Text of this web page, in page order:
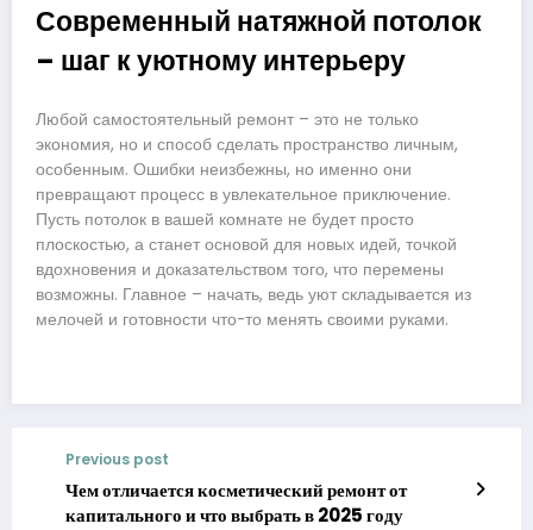
Современный натяжной потолок
– шаг к уютному интерьеру
Любой самостоятельный ремонт – это не только
экономия, но и способ сделать пространство личным,
особенным. Ошибки неизбежны, но именно они
превращают процесс в увлекательное приключение.
Пусть потолок в вашей комнате не будет просто
плоскостью, а станет основой для новых идей, точкой
вдохновения и доказательством того, что перемены
возможны. Главное – начать, ведь уют складывается из
мелочей и готовности что-то менять своими руками.
Previous post
Чем отличается косметический ремонт от
капитального и что выбрать в 2025 году